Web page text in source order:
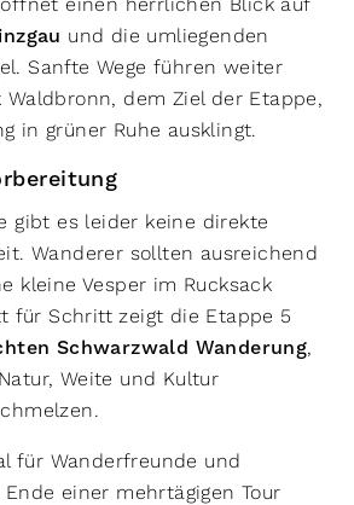
und die umliegenden
Sanfte Wege führen weiter
Waldbronn, dem Ziel der Etappe,
in grüner Ruhe ausklingt.
gibt es leider keine direkte
Wanderer sollten ausreichend
kleine Vesper im Rucksack
für Schritt zeigt die Etappe 5
Schwarzwald Wanderung,
Weite und Kultur
für Wanderfreunde und
einer mehrtägigen Tour